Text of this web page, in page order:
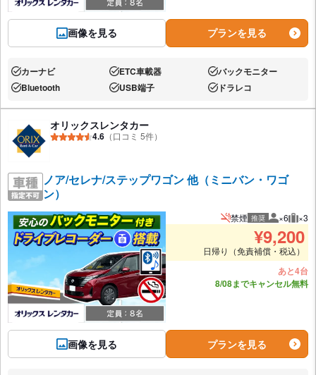
画像を見る プランを見る
あり:カーナビ あり:ETC車載器 あり:バックモニター
あり:Bluetooth あり:USB端子 あり:ドラレコ
オリックスレンタカー
4.6 （口コミ 5件）
ノア/セレナ/ステップワゴン 他（ミニバン・ワゴ
ン）
画像を見る
禁煙 推奨 推奨人数
×6 推
×3
¥9,200
日帰り（免責補償・税込）
あと4台
8/08までキャンセル無料
プランを見る